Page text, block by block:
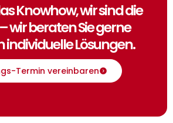
Knowhow, wir sind die
wir beraten Sie gerne
individuelle Lösungen.
Termin vereinbaren